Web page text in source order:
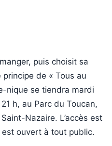
puis choisit sa
principe de « Tous au
nique se tiendra mardi
h, au Parc du Toucan,
Nazaire. L’accès est
ouvert à tout public.